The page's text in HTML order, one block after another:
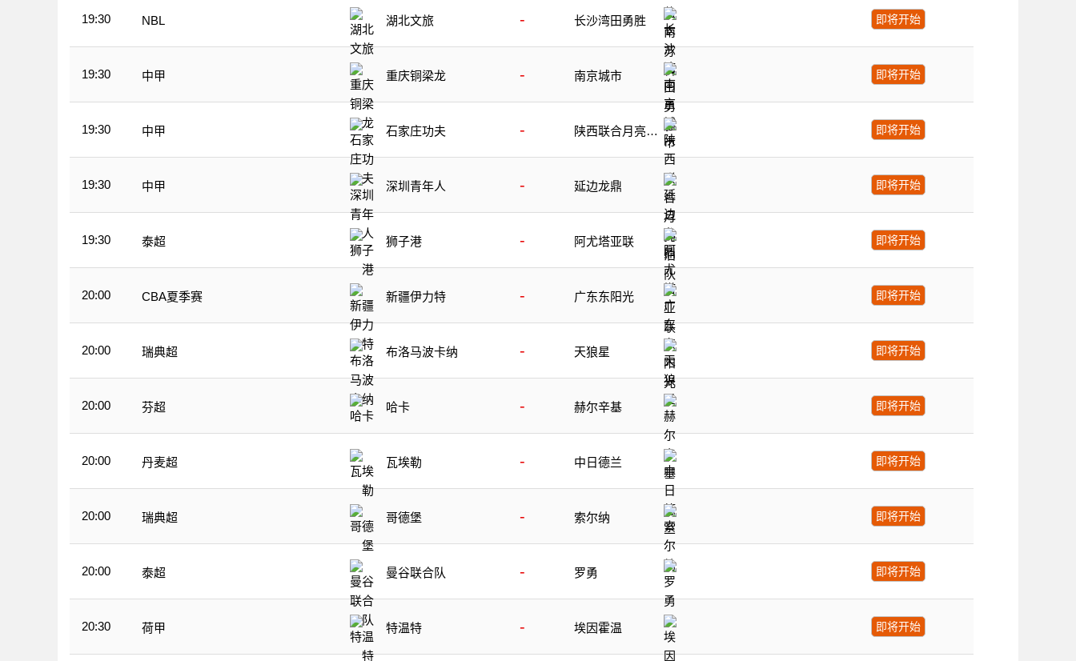
19:30 NBL 湖北文旅 - 长沙湾田勇胜 即将开始
19:30 中甲 重庆铜梁龙 - 南京城市 即将开始
19:30 中甲 石家庄功夫 -
陕西联合月亮泊
即将开始
19:30 中甲 深圳青年人 - 延边龙鼎 即将开始
19:30 泰超 狮子港 - 阿尤塔亚联 即将开始
20:00 CBA夏季赛 新疆伊力特 - 广东东阳光 即将开始
20:00 瑞典超 布洛马波卡纳 - 天狼星 即将开始
20:00 芬超 哈卡 - 赫尔辛基 即将开始
20:00 丹麦超 瓦埃勒 - 中日德兰 即将开始
20:00 瑞典超 哥德堡 - 索尔纳 即将开始
20:00 泰超 曼谷联合队 - 罗勇 即将开始
20:30 荷甲 特温特 - 埃因霍温 即将开始